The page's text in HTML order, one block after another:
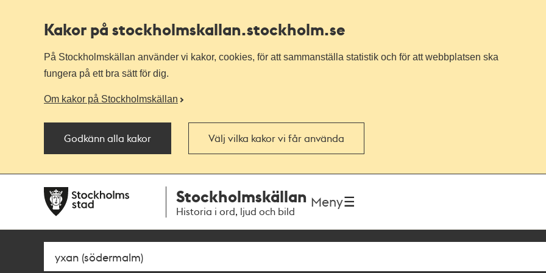
Kakor på stockholmskallan.stockholm.se
På Stockholmskällan använder vi kakor, cookies, för att sammanställa statistik och för att webbplatsen ska
fungera på ett bra sätt för dig.
Om kakor på Stockholmskällan
Godkänn alla kakor Välj vilka kakor vi får använda
navigationen
huvudinnehållet
Stockholmskällan
Historia i ord, ljud och bild
Meny
Sök